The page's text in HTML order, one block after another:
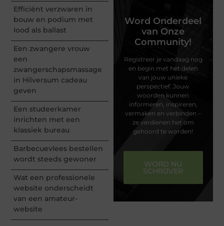
Efficiënt verzwaren in
bouw en podium met
lood als ballast
Een zwangere vrouw
een
zwangerschapsmassage
in Hilversum cadeau
geven
Een studeerkamer
inrichten met een
klassiek bureau
Barbecuevlees bestellen
wordt steeds gewoner
Wat een professionele
website onderscheidt
van een amateur-
website
Word Onderdeel
van Onze
Community!
Registreer je vandaag nog
en begin met het delen
van jouw unieke
perspectief. Jouw
woorden kunnen
informeren, inspireren,
vermaken en verbinden –
ze verdienen het om
gehoord te worden!
WORD NU
SCHRIJVER